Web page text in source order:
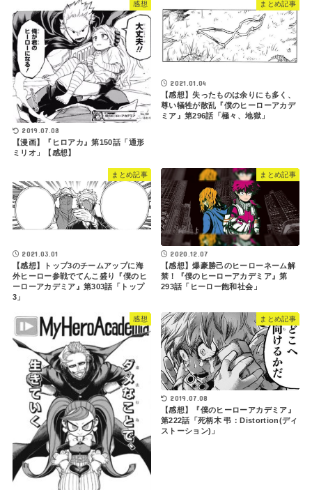
感想
2019.07.08
【漫画】『ヒロアカ』第150話「通形
ミリオ」【感想】
まとめ記事
2021.01.04
【感想】失ったものは余りにも多く、
尊い犠牲が散乱『僕のヒーローアカデ
ミア』第296話「極々、地獄」
まとめ記事
2021.03.01
【感想】トップ3のチームアップに海
外ヒーロー参戦でてんこ盛り『僕のヒ
ーローアカデミア』第303話「トップ
3」
まとめ記事
2020.12.07
【感想】爆豪勝己のヒーローネーム解
禁！『僕のヒーローアカデミア』第
293話「ヒーロー飽和社会」
感想 まとめ記事
2019.07.08
【感想】『僕のヒーローアカデミア』
第222話「死柄木 弔：Distortion(ディ
ストーション)」